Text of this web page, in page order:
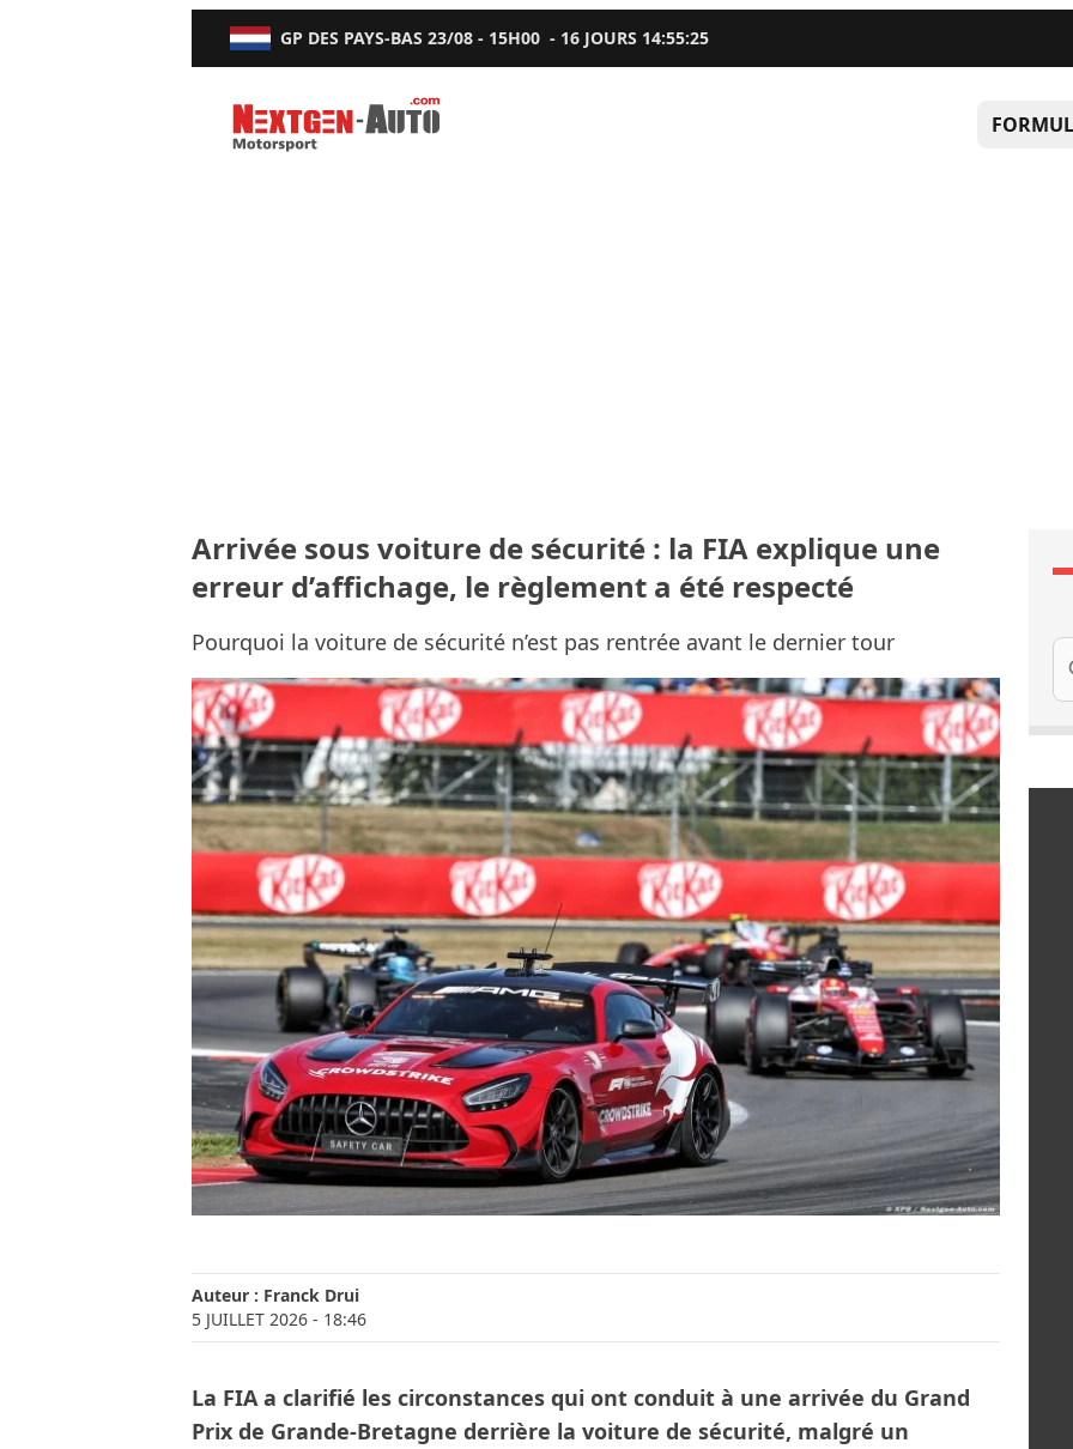
GP DES PAYS-BAS 23/08 - 15H00 - 16 JOURS 14:55:24
Nextgen-Auto.com
Arrivée sous voiture de sécurité : la FIA explique une
erreur d’affichage, le règlement a été respecté
Pourquoi la voiture de sécurité n’est pas rentrée avant le dernier tour
Auteur : Franck Drui
5 JUILLET 2026 - 18:46
La FIA a clarifié les circonstances qui ont conduit à une arrivée du Grand
Prix de Grande-Bretagne derrière la voiture de sécurité, malgré un